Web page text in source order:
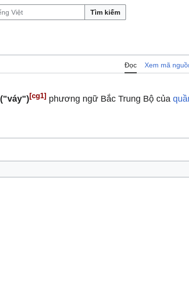
Tìm kiếm
Đọc Xem mã
("váy")[cg1]phương ngữ Bắc Trung Bộ của